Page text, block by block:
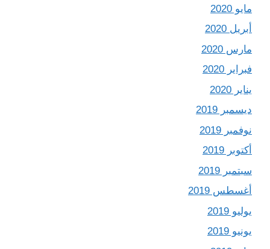
مايو 2020
أبريل 2020
مارس 2020
فبراير 2020
يناير 2020
ديسمبر 2019
نوفمبر 2019
أكتوبر 2019
سبتمبر 2019
أغسطس 2019
يوليو 2019
يونيو 2019